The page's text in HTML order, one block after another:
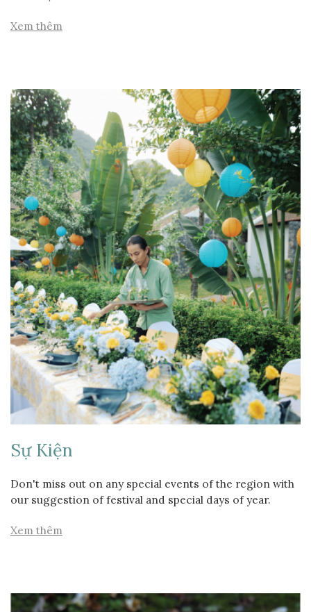
Xem thêm
Sự Kiện
Don't miss out on any special events of the region with
our suggestion of festival and special days of year.
Xem thêm